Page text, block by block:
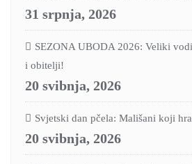
31 srpnja, 2026
SEZONA UBODA 2026: Veliki
i obitelji!
20 svibnja, 2026
Svjetski dan pčela: Mališani koji
20 svibnja, 2026